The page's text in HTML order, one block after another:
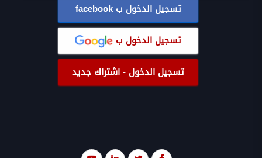
تسجيل الدخول بfacebook
تسجيل الدخول ب
تسجيل الدخول - اشتراك جديد